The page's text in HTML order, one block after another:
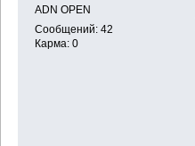
ADN OPEN
Сообщений: 42
Карма: 0